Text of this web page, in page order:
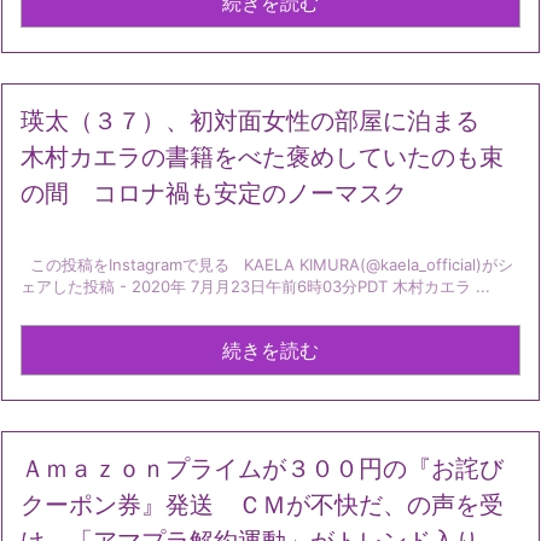
瑛太（３７）、初対面女性の部屋に泊まる
木村カエラの書籍をべた褒めしていたのも束
の間 コロナ禍も安定のノーマスク
この投稿をInstagramで見る KAELA KIMURA(@kaela_official)がシ
ェアした投稿 - 2020年 7月月23日午前6時03分PDT 木村カエラ ...
続きを読む
Ａｍａｚｏｎプライムが３００円の『お詫び
クーポン券』発送 ＣＭが不快だ、の声を受